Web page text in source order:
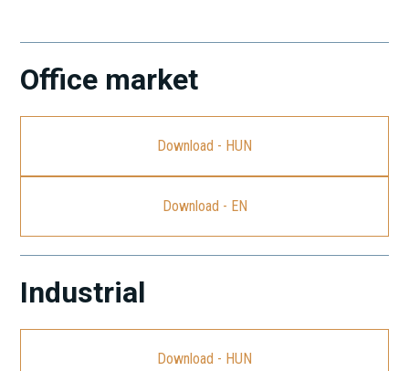
Office market
Download - HUN
Download - EN
Industrial
Download - HUN